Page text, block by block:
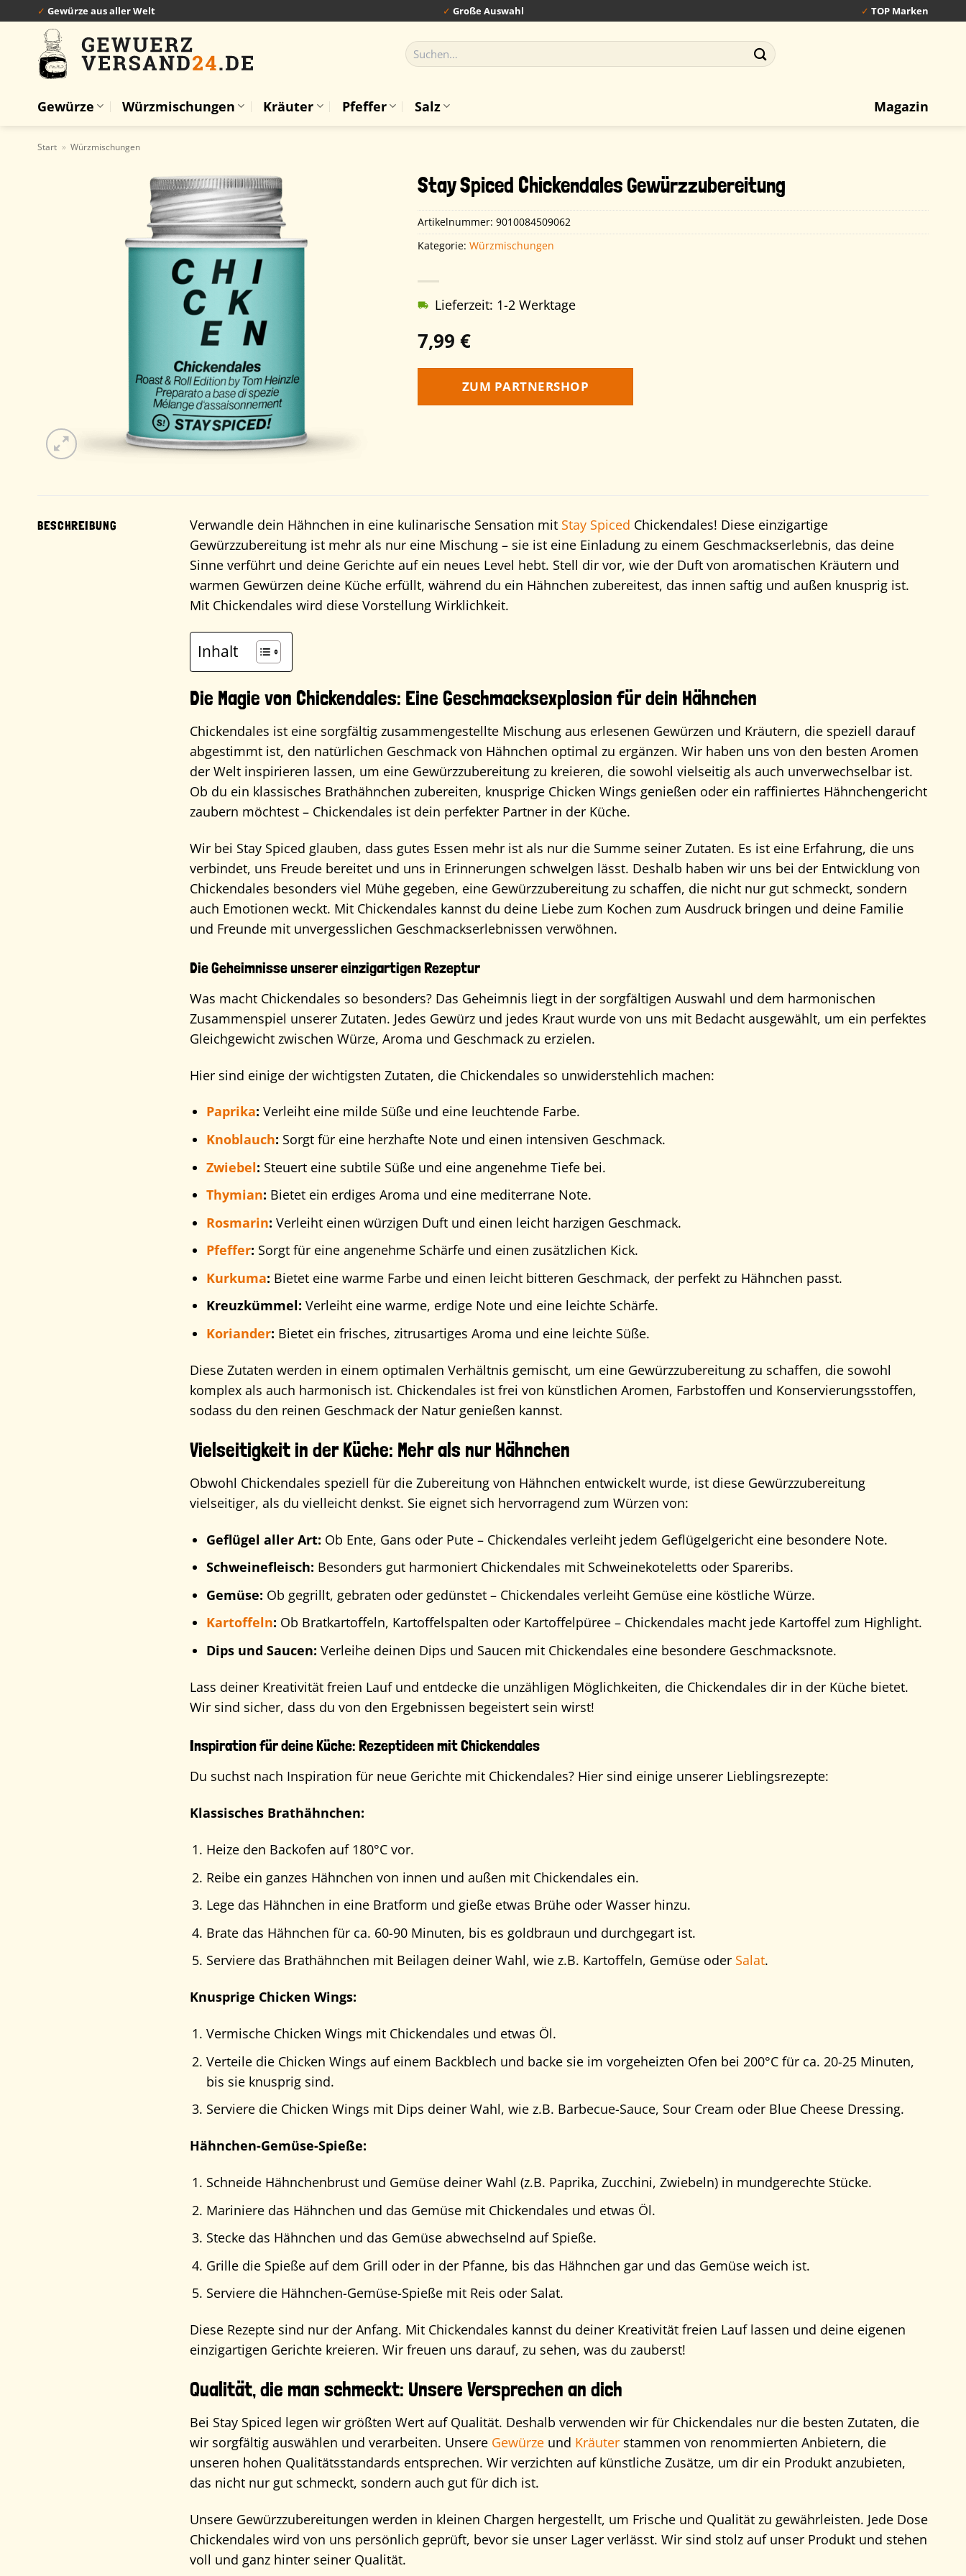
springen
✓ Gewürze aus aller Welt ✓ Große Auswahl ✓ TOP Marken
Suchen
nach:
Gewürze Würzmischungen Kräuter Pfeffer Salz Magazin
Start » Würzmischungen
Stay Spiced Chickendales Gewürzzubereitung
7,99€
Lieferzeit: 1-2 Werktage
ZUM PARTNERSHOP
Artikelnummer:9010084509062
Kategorie:Würzmischungen
BESCHREIBUNG Verwandle dein Hähnchen in eine kulinarische Sensation mit Stay Spiced Chickendales! Diese einzigartige
Gewürzzubereitung ist mehr als nur eine Mischung – sie ist eine Einladung zu einem Geschmackserlebnis, das deine
Sinne verführt und deine Gerichte auf ein neues Level hebt. Stell dir vor, wie der Duft von aromatischen Kräutern und
warmen Gewürzen deine Küche erfüllt, während du ein Hähnchen zubereitest, das innen saftig und außen knusprig ist.
Mit Chickendales wird diese Vorstellung Wirklichkeit.
Inhalt
Die Magie von Chickendales: Eine Geschmacksexplosion für dein Hähnchen
Chickendales ist eine sorgfältig zusammengestellte Mischung aus erlesenen Gewürzen und Kräutern, die speziell darauf
abgestimmt ist, den natürlichen Geschmack von Hähnchen optimal zu ergänzen. Wir haben uns von den besten Aromen
der Welt inspirieren lassen, um eine Gewürzzubereitung zu kreieren, die sowohl vielseitig als auch unverwechselbar ist.
Ob du ein klassisches Brathähnchen zubereiten, knusprige Chicken Wings genießen oder ein raffiniertes Hähnchengericht
zaubern möchtest – Chickendales ist dein perfekter Partner in der Küche.
Wir bei Stay Spiced glauben, dass gutes Essen mehr ist als nur die Summe seiner Zutaten. Es ist eine Erfahrung, die uns
verbindet, uns Freude bereitet und uns in Erinnerungen schwelgen lässt. Deshalb haben wir uns bei der Entwicklung von
Chickendales besonders viel Mühe gegeben, eine Gewürzzubereitung zu schaffen, die nicht nur gut schmeckt, sondern
auch Emotionen weckt. Mit Chickendales kannst du deine Liebe zum Kochen zum Ausdruck bringen und deine Familie
und Freunde mit unvergesslichen Geschmackserlebnissen verwöhnen.
Die Geheimnisse unserer einzigartigen Rezeptur
Was macht Chickendales so besonders? Das Geheimnis liegt in der sorgfältigen Auswahl und dem harmonischen
Zusammenspiel unserer Zutaten. Jedes Gewürz und jedes Kraut wurde von uns mit Bedacht ausgewählt, um ein perfektes
Gleichgewicht zwischen Würze, Aroma und Geschmack zu erzielen.
Hier sind einige der wichtigsten Zutaten, die Chickendales so unwiderstehlich machen:
Paprika: Verleiht eine milde Süße und eine leuchtende Farbe.
Knoblauch: Sorgt für eine herzhafte Note und einen intensiven Geschmack.
Zwiebel: Steuert eine subtile Süße und eine angenehme Tiefe bei.
Thymian: Bietet ein erdiges Aroma und eine mediterrane Note.
Rosmarin: Verleiht einen würzigen Duft und einen leicht harzigen Geschmack.
Pfeffer: Sorgt für eine angenehme Schärfe und einen zusätzlichen Kick.
Kurkuma: Bietet eine warme Farbe und einen leicht bitteren Geschmack, der perfekt zu Hähnchen passt.
Kreuzkümmel: Verleiht eine warme, erdige Note und eine leichte Schärfe.
Koriander: Bietet ein frisches, zitrusartiges Aroma und eine leichte Süße.
Diese Zutaten werden in einem optimalen Verhältnis gemischt, um eine Gewürzzubereitung zu schaffen, die sowohl
komplex als auch harmonisch ist. Chickendales ist frei von künstlichen Aromen, Farbstoffen und Konservierungsstoffen,
sodass du den reinen Geschmack der Natur genießen kannst.
Vielseitigkeit in der Küche: Mehr als nur Hähnchen
Obwohl Chickendales speziell für die Zubereitung von Hähnchen entwickelt wurde, ist diese Gewürzzubereitung
vielseitiger, als du vielleicht denkst. Sie eignet sich hervorragend zum Würzen von:
Geflügel aller Art: Ob Ente, Gans oder Pute – Chickendales verleiht jedem Geflügelgericht eine besondere Note.
Schweinefleisch: Besonders gut harmoniert Chickendales mit Schweinekoteletts oder Spareribs.
Gemüse: Ob gegrillt, gebraten oder gedünstet – Chickendales verleiht Gemüse eine köstliche Würze.
Kartoffeln: Ob Bratkartoffeln, Kartoffelspalten oder Kartoffelpüree – Chickendales macht jede Kartoffel zum Highlight.
Dips und Saucen: Verleihe deinen Dips und Saucen mit Chickendales eine besondere Geschmacksnote.
Lass deiner Kreativität freien Lauf und entdecke die unzähligen Möglichkeiten, die Chickendales dir in der Küche bietet.
Wir sind sicher, dass du von den Ergebnissen begeistert sein wirst!
Inspiration für deine Küche: Rezeptideen mit Chickendales
Du suchst nach Inspiration für neue Gerichte mit Chickendales? Hier sind einige unserer Lieblingsrezepte:
Klassisches Brathähnchen:
Heize den Backofen auf 180°C vor.
Reibe ein ganzes Hähnchen von innen und außen mit Chickendales ein.
Lege das Hähnchen in eine Bratform und gieße etwas Brühe oder Wasser hinzu.
Brate das Hähnchen für ca. 60-90 Minuten, bis es goldbraun und durchgegart ist.
Serviere das Brathähnchen mit Beilagen deiner Wahl, wie z.B. Kartoffeln, Gemüse oder Salat.
Knusprige Chicken Wings:
Vermische Chicken Wings mit Chickendales und etwas Öl.
Verteile die Chicken Wings auf einem Backblech und backe sie im vorgeheizten Ofen bei 200°C für ca. 20-25 Minuten,
bis sie knusprig sind.
Serviere die Chicken Wings mit Dips deiner Wahl, wie z.B. Barbecue-Sauce, Sour Cream oder Blue Cheese Dressing.
Hähnchen-Gemüse-Spieße:
Schneide Hähnchenbrust und Gemüse deiner Wahl (z.B. Paprika, Zucchini, Zwiebeln) in mundgerechte Stücke.
Mariniere das Hähnchen und das Gemüse mit Chickendales und etwas Öl.
Stecke das Hähnchen und das Gemüse abwechselnd auf Spieße.
Grille die Spieße auf dem Grill oder in der Pfanne, bis das Hähnchen gar und das Gemüse weich ist.
Serviere die Hähnchen-Gemüse-Spieße mit Reis oder Salat.
Diese Rezepte sind nur der Anfang. Mit Chickendales kannst du deiner Kreativität freien Lauf lassen und deine eigenen
einzigartigen Gerichte kreieren. Wir freuen uns darauf, zu sehen, was du zauberst!
Qualität, die man schmeckt: Unsere Versprechen an dich
Bei Stay Spiced legen wir größten Wert auf Qualität. Deshalb verwenden wir für Chickendales nur die besten Zutaten, die
wir sorgfältig auswählen und verarbeiten. Unsere Gewürzeund Kräuterstammen von renommierten Anbietern, die
unseren hohen Qualitätsstandards entsprechen. Wir verzichten auf künstliche Zusätze, um dir ein Produkt anzubieten,
das nicht nur gut schmeckt, sondern auch gut für dich ist.
Unsere Gewürzzubereitungen werden in kleinen Chargen hergestellt, um Frische und Qualität zu gewährleisten. Jede Dose
Chickendales wird von uns persönlich geprüft, bevor sie unser Lager verlässt. Wir sind stolz auf unser Produkt und stehen
voll und ganz hinter seiner Qualität.